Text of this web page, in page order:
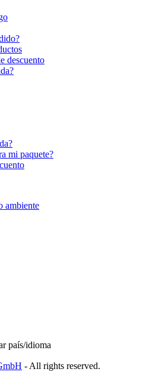
descuento
mi paquete?
ambiente
país/idioma
- All rights reserved.